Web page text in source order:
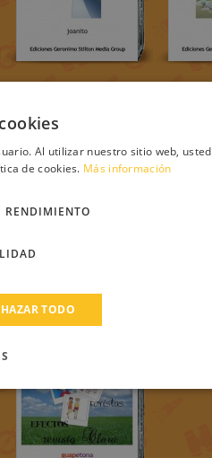
Al utilizar nuestro sitio web, usted
de cookies. Más información
RENDIMIENTO
TODO